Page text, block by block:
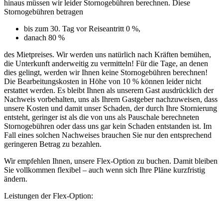
hinaus müssen wir leider Stornogebühren berechnen. Diese
Stornogebühren betragen
bis zum 30. Tag vor Reiseantritt 0 %,
danach 80 %
des Mietpreises. Wir werden uns natürlich nach Kräften bemühen,
die Unterkunft anderweitig zu vermitteln! Für die Tage, an denen
dies gelingt, werden wir Ihnen keine Stornogebühren berechnen!
Die Bearbeitungskosten in Höhe von 10 % können leider nicht
erstattet werden. Es bleibt Ihnen als unserem Gast ausdrücklich der
Nachweis vorbehalten, uns als Ihrem Gastgeber nachzuweisen, dass
unsere Kosten und damit unser Schaden, der durch Ihre Stornierung
entsteht, geringer ist als die von uns als Pauschale berechneten
Stornogebühren oder dass uns gar kein Schaden entstanden ist. Im
Fall eines solchen Nachweises brauchen Sie nur den entsprechend
geringeren Betrag zu bezahlen.
Wir empfehlen Ihnen, unsere Flex-Option zu buchen. Damit bleiben
Sie vollkommen flexibel – auch wenn sich Ihre Pläne kurzfristig
ändern.
Leistungen der Flex-Option: